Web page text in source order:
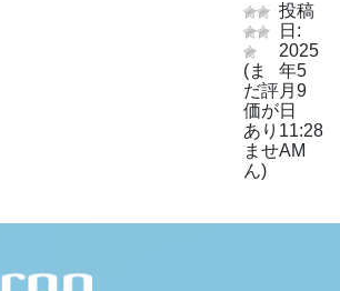
(ま
だ評
価が
あり
ませ
ん)
投稿
日:
2025
年5
月9
日
11:28
AM